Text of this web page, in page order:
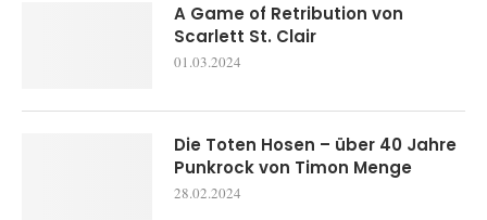
A Game of Retribution von
Scarlett St. Clair
01.03.2024
Die Toten Hosen – über 40 Jahre
Punkrock von Timon Menge
28.02.2024